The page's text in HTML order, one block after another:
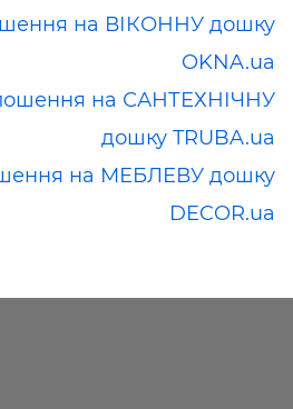
на ВІКОННУ дошку
OKNA.ua
на САНТЕХНІЧНУ
дошку TRUBA.ua
на МЕБЛЕВУ дошку
DECOR.ua